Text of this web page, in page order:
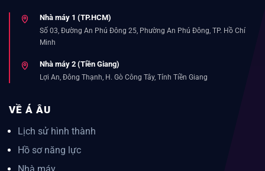
Nhà máy 1 (TP.HCM)
Số 03, Đường An Phú Đông 25, Phường An Phú Đông, TP. Hồ Chí
Minh
Nhà máy 2 (Tiền Giang)
Lợi An, Đông Thạnh, H. Gò Công Tây, Tỉnh Tiền Giang
VỀ Á ÂU
Lịch sử hình thành
Hồ sơ năng lực